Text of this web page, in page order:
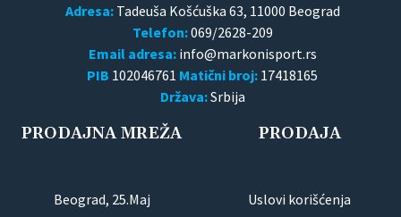
Adresa:Tadeuša Košćuška 63, 11000 Beograd
Telefon:069/2628-209
Email adresa:
PIB 102046761 Matični broj: 17418165
Država:Srbija
PRODAJNA MREŽA
Beograd, 25.Maj
PRODAJA
Uslovi korišćenja